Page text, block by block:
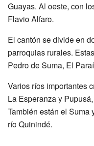
Guayas. Al oeste, con
Flavio Alfaro.
El cantón se divide en
parroquias rurales.
Pedro de Suma, El
Varios ríos importantes
La Esperanza y
También están el Suma
río Quinindé.